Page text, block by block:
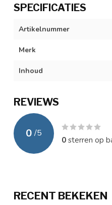
SPECIFICATIES
Artikelnummer
Merk
Inhoud
REVIEWS
0 /5
0sterren op
RECENT BEKEKEN